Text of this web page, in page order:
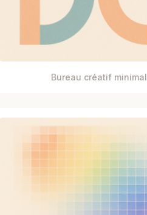
Bureau créatif minimal